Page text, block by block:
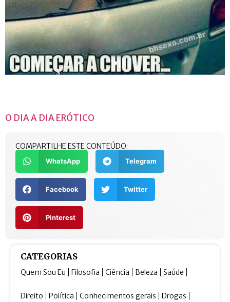
O DIA A DIA ERÓTICO
COMPARTILHE ESTE CONTEÚDO:
WhatsApp Telegram
Facebook Twitter
Pinterest
CATEGORIAS
Quem Sou Eu Filosofia Ciência Beleza Saúde
Direito Política Conhecimentos gerais Drogas